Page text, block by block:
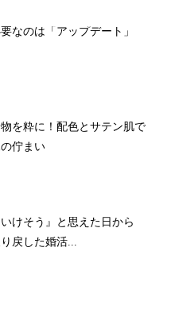
なのは「アップデート」
を粋に！配色とサテン肌で
佇まい
いけそう』と思えた日から
戻した婚活...